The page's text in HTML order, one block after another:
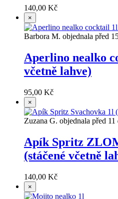
140,00 Kč
×
Barbora M. objednala před
Aperlino nealko
včetně lahve)
95,00 Kč
×
Zuzana G. objednala před 11
Apík Spritz
(stáčené včetně
140,00 Kč
×